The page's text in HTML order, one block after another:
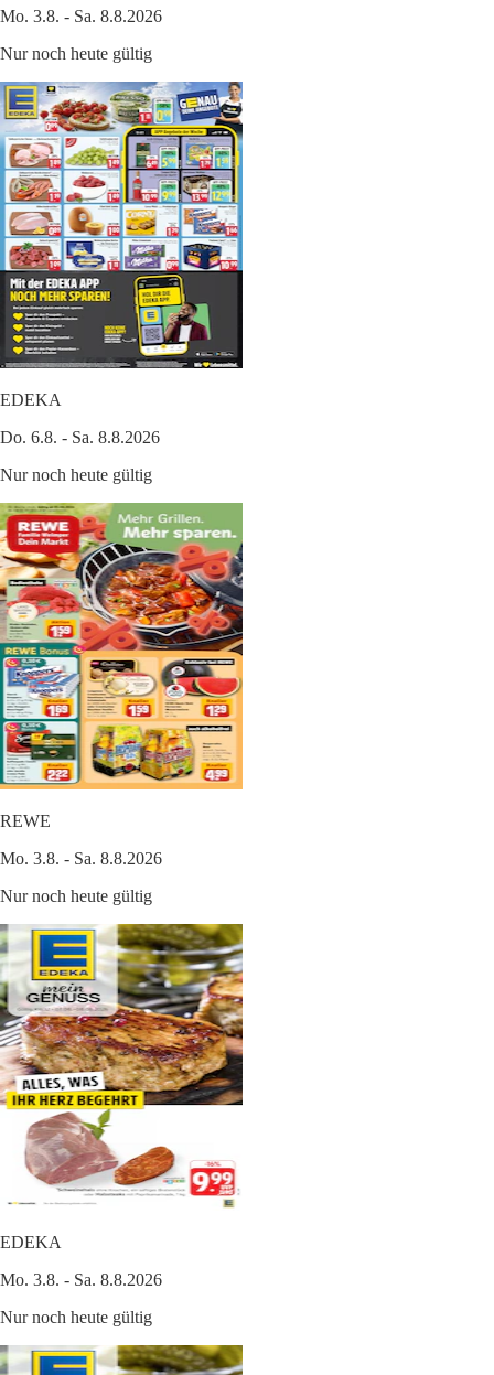
Mo. 3.8. - Sa. 8.8.2026
Nur noch heute gültig
EDEKA
Do. 6.8. - Sa. 8.8.2026
Nur noch heute gültig
REWE
Mo. 3.8. - Sa. 8.8.2026
Nur noch heute gültig
EDEKA
Mo. 3.8. - Sa. 8.8.2026
Nur noch heute gültig